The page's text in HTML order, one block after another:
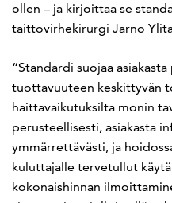
ollen – ja kirjoittaa se
taittovirhekirurgi Jarno
“Standardi suojaa
tuottavuuteen keskittyvän
haittavaikutuksilta monin
perusteellisesti, asiakasta
ymmärrettävästi, ja
kuluttajalle tervetullut
kokonaishinnan